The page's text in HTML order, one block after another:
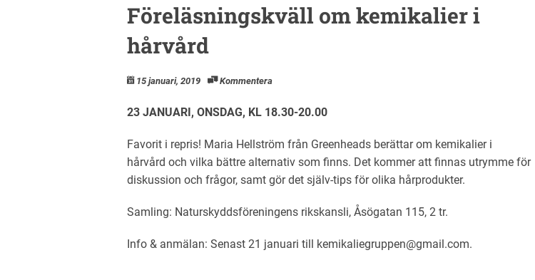
Föreläsningskväll om kemikalier i
hårvård
15 januari, 2019 Kommentera
23 JANUARI, ONSDAG, KL 18.30-20.00
Favorit i repris! Maria Hellström från Greenheads berättar om kemikalier i
hårvård och vilka bättre alternativ som finns. Det kommer att finnas utrymme för
diskussion och frågor, samt gör det själv-tips för olika hårprodukter.
Samling: Naturskyddsföreningens rikskansli, Åsögatan 115, 2 tr.
Info & anmälan: Senast 21 januari till kemikaliegruppen@gmail.com.